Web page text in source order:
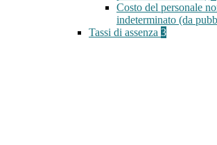
Costo del personale
indeterminato (da
Tassi di assenza 3